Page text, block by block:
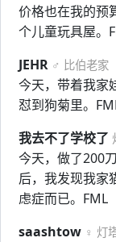
价格也在我的
个儿童玩具屋。
JEHR ♂ 比伯老家
今天，带着我家
怼到狗菊里。
我去不了学校了
今天，做了200
后，我发现我家
虑症而已。FML
saashtow ♀ 灯